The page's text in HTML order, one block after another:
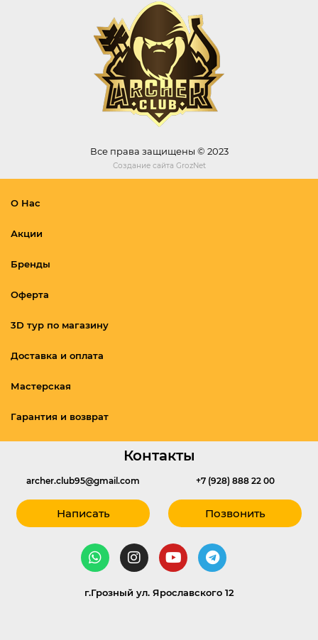
Все права защищены © 2023
Создание сайта GrozNet
О Нас
Акции
Бренды
Оферта
3D тур по магазину
Доставка и оплата
Мастерская
Гарантия и возврат
Контакты
archer.club95@gmail.com
Написать
+7 (928) 888 22 00
Позвонить
г.Грозный ул. Ярославского 12